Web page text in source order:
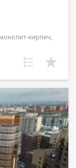
кирпич,